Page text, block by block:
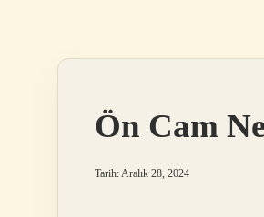
Ön Cam
Tarih: Aralık 28, 2024